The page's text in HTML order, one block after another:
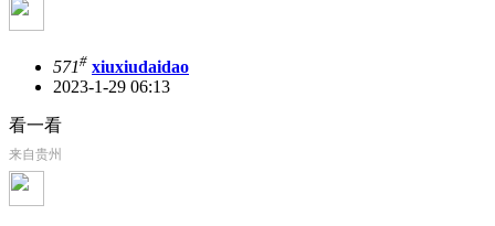
571# xiuxiudaidao
2023-1-29 06:13
看一看
来自贵州